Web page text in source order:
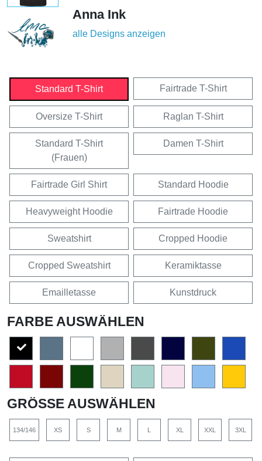
Anna Ink
alle Designs anzeigen
Standard T-Shirt Fairtrade T-Shirt
Oversize T-Shirt Raglan T-Shirt
Standard T-Shirt
(Frauen)
Damen T-Shirt
Fairtrade Girl Shirt Standard Hoodie
Heavyweight Hoodie Fairtrade Hoodie
Sweatshirt Cropped Hoodie
Cropped Sweatshirt Keramiktasse
Emailletasse Kunstdruck
FARBE AUSWÄHLEN
GRÖSSE AUSWÄHLEN
134/146 XS S M L XL XXL 3XL